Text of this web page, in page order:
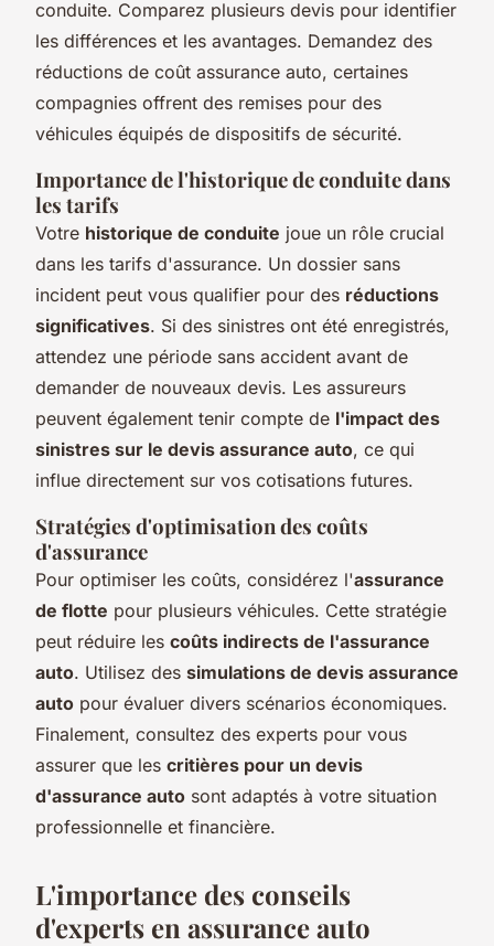
conduite. Comparez plusieurs devis pour identifier
les différences et les avantages. Demandez des
réductions de coût assurance auto, certaines
compagnies offrent des remises pour des
véhicules équipés de dispositifs de sécurité.
Importance de l'historique de conduite dans
les tarifs
Votre historique de conduite joue un rôle crucial
dans les tarifs d'assurance. Un dossier sans
incident peut vous qualifier pour des réductions
significatives. Si des sinistres ont été enregistrés,
attendez une période sans accident avant de
demander de nouveaux devis. Les assureurs
peuvent également tenir compte de l'impact des
sinistres sur le devis assurance auto, ce qui
influe directement sur vos cotisations futures.
Stratégies d'optimisation des coûts
d'assurance
Pour optimiser les coûts, considérez l'assurance
de flotte pour plusieurs véhicules. Cette stratégie
peut réduire les coûts indirects de l'assurance
auto. Utilisez des simulations de devis assurance
auto pour évaluer divers scénarios économiques.
Finalement, consultez des experts pour vous
assurer que les critières pour un devis
d'assurance auto sont adaptés à votre situation
professionnelle et financière.
L'importance des conseils
d'experts en assurance auto